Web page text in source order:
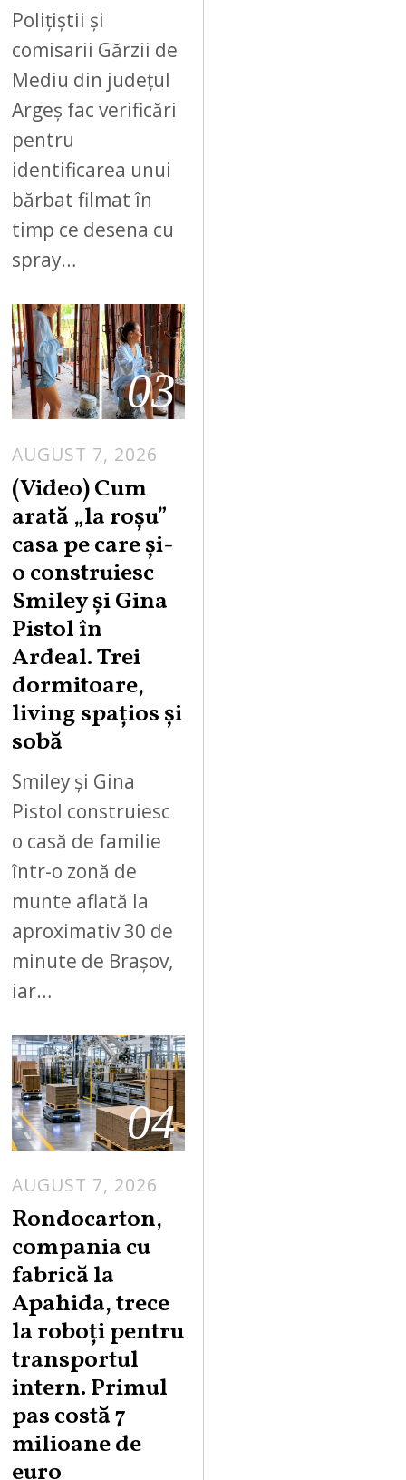
Polițiștii și
comisarii Gărzii de
Mediu din județul
Argeș fac verificări
pentru
identificarea unui
bărbat filmat în
timp ce desena cu
spray…
03
AUGUST 7, 2026
(Video) Cum
arată „la roşu”
casa pe care şi-
o construiesc
Smiley şi Gina
Pistol în
Ardeal. Trei
dormitoare,
living spațios și
sobă
Smiley și Gina
Pistol construiesc
o casă de familie
într-o zonă de
munte aflată la
aproximativ 30 de
minute de Brașov,
iar…
04
AUGUST 7, 2026
G
T
7
2
Rondocarton,
compania cu
fabrică la
Apahida, trece
la roboți pentru
transportul
intern. Primul
pas costă 7
milioane de